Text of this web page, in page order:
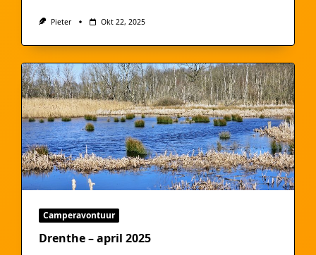
Pieter Okt 22, 2025
Camperavontuur
Drenthe – april 2025